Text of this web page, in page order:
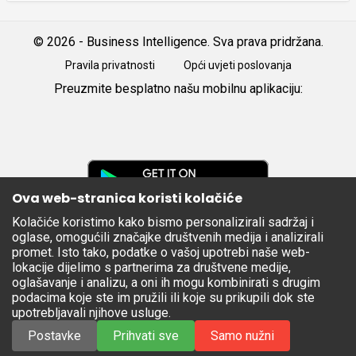
© 2026 - Business Intelligence. Sva prava pridržana.
Pravila privatnosti Opći uvjeti poslovanja
Preuzmite besplatno našu mobilnu aplikaciju:
Apple
Store
Ova web-stranica koristi kolačiće
Kolačiće koristimo kako bismo personalizirali sadržaj i
oglase, omogućili značajke društvenih medija i analizirali
promet. Isto tako, podatke o vašoj upotrebi naše web-
lokacije dijelimo s partnerima za društvene medije,
oglašavanje i analizu, a oni ih mogu kombinirati s drugim
podacima koje ste im pružili ili koje su prikupili dok ste
upotrebljavali njihove usluge.
Postavke
Prihvati sve Samo nužni